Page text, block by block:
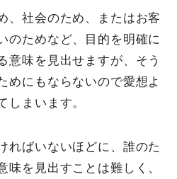
、社会のため、またはお客
のためなど、目的を明確に
意味を見出せますが、そう
めにもならないので愛想よ
しまいます。
ればいないほどに、誰のた
味を見出すことは難しく、